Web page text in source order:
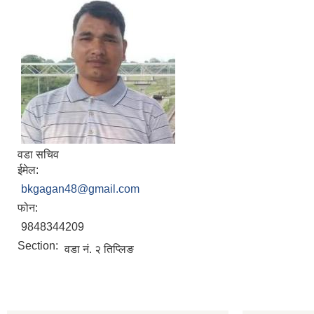
वडा सचिव
ईमेल:
bkgagan48@gmail.com
फोन:
9848344209
Section: वडा नं. २ तिप्लिङ